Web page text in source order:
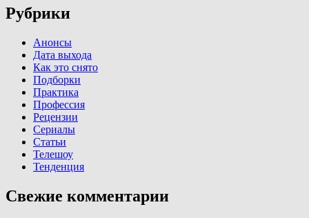
Рубрики
Анонсы
Дата выхода
Как это снято
Подборки
Практика
Профессия
Рецензии
Сериалы
Статьи
Телешоу
Тенденция
Свежие комментарии